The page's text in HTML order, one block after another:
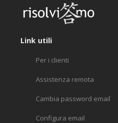
Link utili
Per i clienti
Assistenza remota
Cambia password email
Configura email